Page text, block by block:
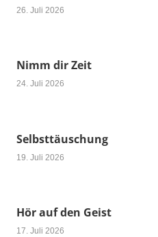
26. Juli 2026
Nimm dir Zeit
24. Juli 2026
Selbsttäuschung
19. Juli 2026
Hör auf den Geist
17. Juli 2026